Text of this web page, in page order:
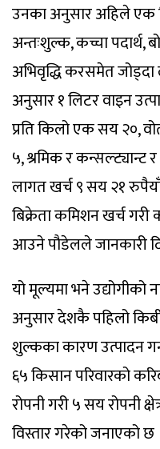
उनका अनुसार अहिले एक
अन्तःशुल्क, कच्चा पदार्थ,
अभिवृद्धि करसमेत
अनुसार १ लिटर वाइन
प्रति किलो एक सय २०,
५, श्रमिक र कन्सल्ट्यान्ट
लागत खर्च ९ सय २१
बिक्रेता कमिशन खर्च
आउने पौडेलले जानकारी
यो मूल्यमा भने
अनुसार देशकै पहिलो
शुल्कका कारण उत्पादन
६५ किसान परिवारको
रोपनी गरी ५ सय रोपनी
विस्तार गरेको जनाएको छ